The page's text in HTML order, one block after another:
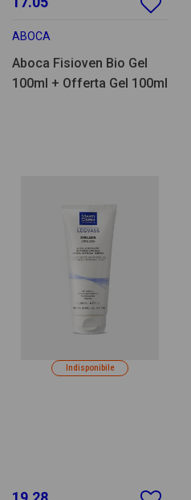
ABOCA
Aboca Fisioven Bio Gel
100ml + Offerta Gel 100ml
Indisponibile